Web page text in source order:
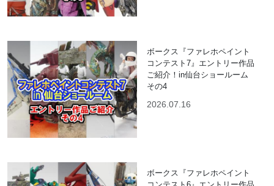
ボークス『ファレホペイント
コンテスト7』エントリー作品
ご紹介！in仙台ショールーム
その4
2026.07.16
ボークス『ファレホペイント